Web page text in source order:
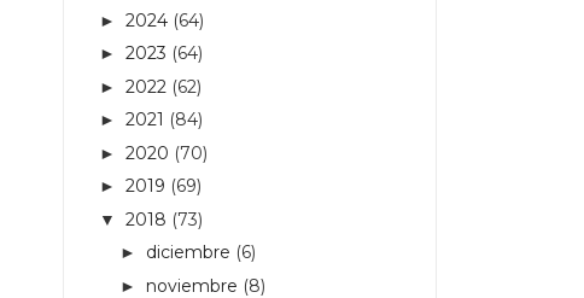
► 2024 (64)
► 2023 (64)
► 2022 (62)
► 2021 (84)
► 2020 (70)
► 2019 (69)
▼ 2018 (73)
► diciembre (6)
► noviembre (8)